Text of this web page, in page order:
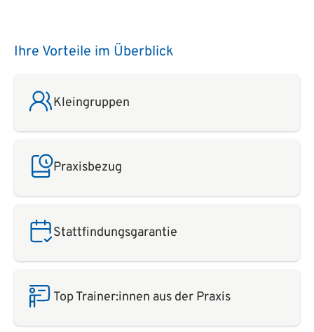
Ihre Vorteile im Überblick
Kleingruppen
Praxisbezug
Stattfindungsgarantie
Top Trainer:innen aus der Praxis